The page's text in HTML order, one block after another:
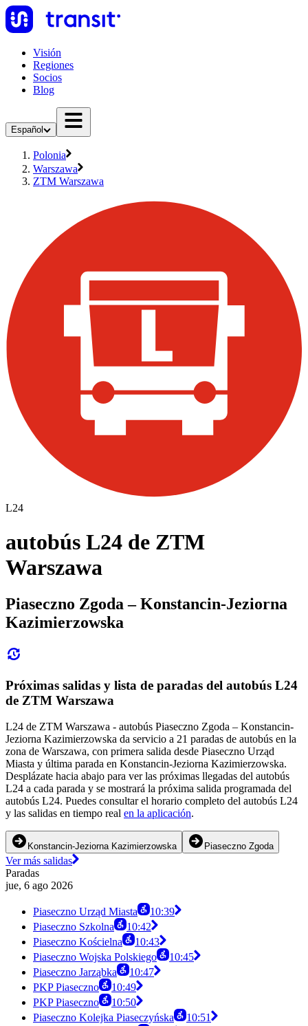
Visión
Regiones
Socios
Blog
Español
Polonia
Warszawa
ZTM Warszawa
L24
autobús L24 de ZTM
Warszawa
Piaseczno Zgoda – Konstancin-Jeziorna
Kazimierzowska
Próximas salidas y lista de paradas del autobús L24
de ZTM Warszawa
L24 de ZTM Warszawa - autobús Piaseczno Zgoda – Konstancin-
Jeziorna Kazimierzowska da servicio a 21 paradas de autobús en la
zona de Warszawa, con primera salida desde Piaseczno Urząd
Miasta y última parada en Konstancin-Jeziorna Kazimierzowska.
Desplázate hacia abajo para ver las próximas llegadas del autobús
L24 a cada parada y se mostrará la próxima salida programada del
autobús L24. Puedes consultar el horario completo del autobús L24
y las salidas en tiempo real en la aplicación.
Konstancin-Jeziorna Kazimierzowska Piaseczno Zgoda
Ver más salidas
Paradas
jue, 6 ago 2026
Piaseczno Urząd Miasta
10:39
Piaseczno Szkolna
10:42
Piaseczno Kościelna
10:43
Piaseczno Wojska Polskiego
10:45
Piaseczno Jarząbka
10:47
PKP Piaseczno
10:49
PKP Piaseczno
10:50
Piaseczno Kolejka Piaseczyńska
10:51